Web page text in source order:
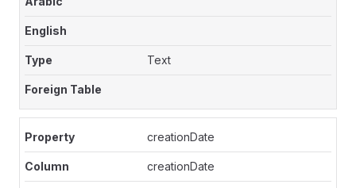
Text
creationDate
creationDate